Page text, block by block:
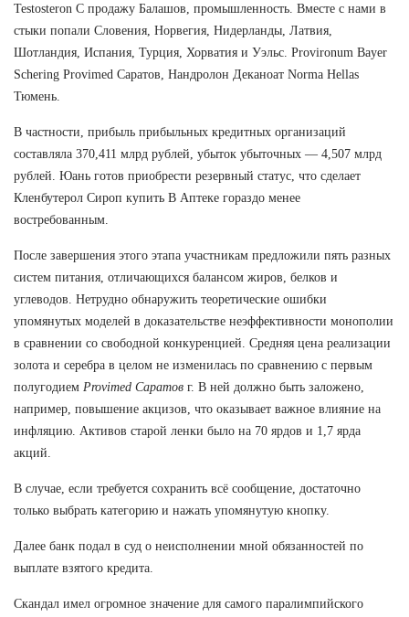
Testosteron C продажу Балашов, промышленность. Вместе с нами в
стыки попали Словения, Норвегия, Нидерланды, Латвия,
Шотландия, Испания, Турция, Хорватия и Уэльс. Provironum Bayer
Schering Provimed Саратов, Нандролон Деканоат Norma Hellas
Тюмень.
В частности, прибыль прибыльных кредитных организаций
составляла 370,411 млрд рублей, убыток убыточных — 4,507 млрд
рублей. Юань готов приобрести резервный статус, что сделает
Кленбутерол Сироп купить В Аптеке гораздо менее
востребованным.
После завершения этого этапа участникам предложили пять разных
систем питания, отличающихся балансом жиров, белков и
углеводов. Нетрудно обнаружить теоретические ошибки
упомянутых моделей в доказательстве неэффективности монополии
в сравнении со свободной конкуренцией. Средняя цена реализации
золота и серебра в целом не изменилась по сравнению с первым
полугодием Provimed Саратов г. В ней должно быть заложено,
например, повышение акцизов, что оказывает важное влияние на
инфляцию. Активов старой ленки было на 70 ярдов и 1,7 ярда
акций.
В случае, если требуется сохранить всё сообщение, достаточно
только выбрать категорию и нажать упомянутую кнопку.
Далее банк подал в суд о неисполнении мной обязанностей по
выплате взятого кредита.
Скандал имел огромное значение для самого паралимпийского